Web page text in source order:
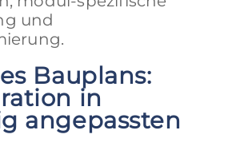
und
Bauplans:
in
angepassten